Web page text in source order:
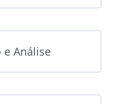
e Análise